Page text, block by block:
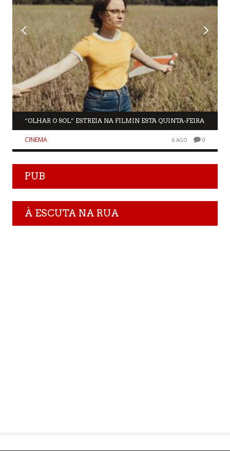
“OLHAR O SOL” ESTREIA NA FILMIN ESTA QUINTA-FEIRA
CINEMA 6 AGO 0
PUB
À ESCUTA NA RUA